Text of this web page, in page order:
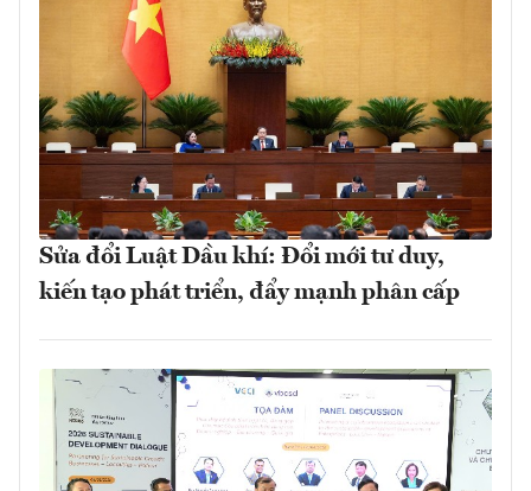
Sửa đổi Luật Dầu khí: Đổi mới tư duy,
kiến tạo phát triển, đẩy mạnh phân cấp